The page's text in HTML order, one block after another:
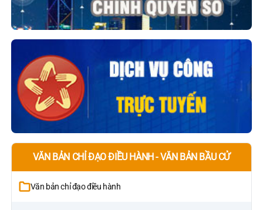
VĂN BẢN CHỈ ĐẠO ĐIỀU HÀNH - VĂN BẢN BẦU CỬ
Văn bản chỉ đạo điều hành